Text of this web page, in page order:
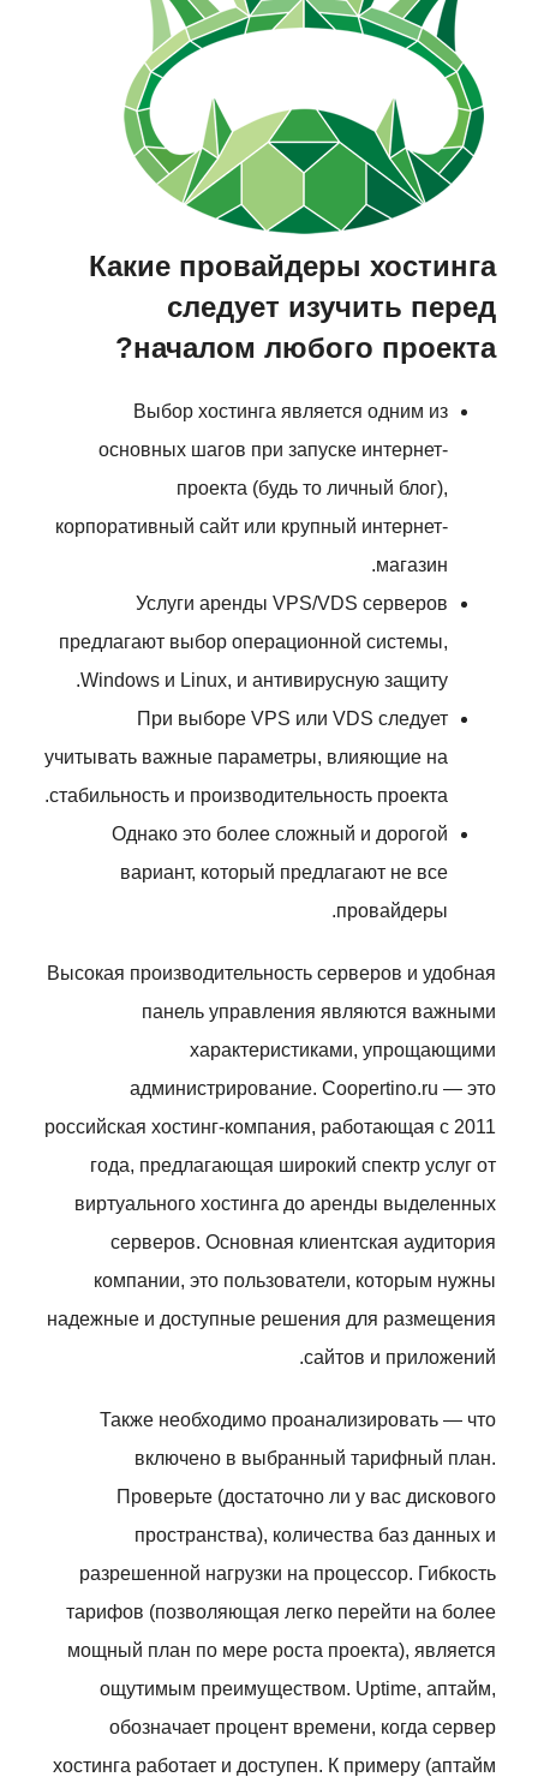
Какие провайдеры хостинга
следует изучить перед
началом любого проекта?
Выбор хостинга является одним из
основных шагов при запуске интернет-
проекта (будь то личный блог),
корпоративный сайт или крупный интернет-
магазин.
Услуги аренды VPS/VDS серверов
предлагают выбор операционной системы,
Windows и Linux, и антивирусную защиту.
При выборе VPS или VDS следует
учитывать важные параметры, влияющие на
стабильность и производительность проекта.
Однако это более сложный и дорогой
вариант, который предлагают не все
провайдеры.
Высокая производительность серверов и удобная
панель управления являются важными
характеристиками, упрощающими
администрирование. Coopertino.ru — это
российская хостинг-компания, работающая с 2011
года, предлагающая широкий спектр услуг от
виртуального хостинга до аренды выделенных
серверов. Основная клиентская аудитория
компании, это пользователи, которым нужны
надежные и доступные решения для размещения
сайтов и приложений.
Также необходимо проанализировать — что
включено в выбранный тарифный план.
Проверьте (достаточно ли у вас дискового
пространства), количества баз данных и
разрешенной нагрузки на процессор. Гибкость
тарифов (позволяющая легко перейти на более
мощный план по мере роста проекта), является
ощутимым преимуществом. Uptime, аптайм,
обозначает процент времени, когда сервер
хостинга работает и доступен. К примеру (аптайм